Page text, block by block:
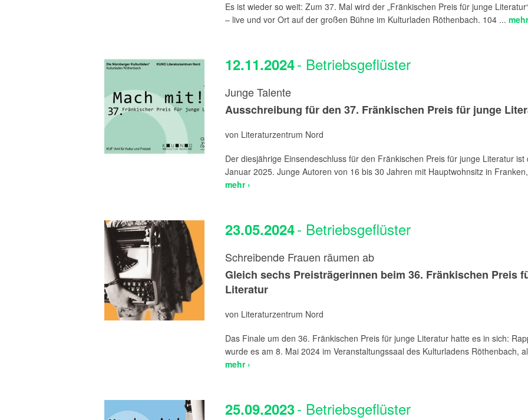
Es ist wieder so weit: Zum 37. Mal wird der „Fränkischen Preis für junge
– live und vor Ort auf der großen Bühne im Kulturladen Röthenbach. 104 ...
12.11.2024- Betriebsgeflüster
Junge Talente
Ausschreibung für den 37. Fränkischen Preis für junge
von Literaturzentrum Nord
Der diesjährige Einsendeschluss für den Fränkischen Preis für junge Literatur ist
Januar 2025. Junge Autoren von 16 bis 30 Jahren mit Hauptwohnsitz in
mehr ›
23.05.2024- Betriebsgeflüster
Schreibende Frauen räumen ab
Gleich sechs Preisträgerinnen beim 36. Fränkischen Preis
Literatur
von Literaturzentrum Nord
Das Finale um den 36. Fränkischen Preis für junge Literatur hatte es in sich:
wurde es am 8. Mai 2024 im Veranstaltungssaal des Kulturladens Röthenbach,
mehr ›
25.09.2023- Betriebsgeflüster